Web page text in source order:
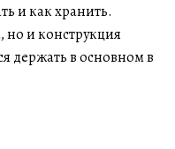
и как хранить.
но и конструкция
держать в основном в